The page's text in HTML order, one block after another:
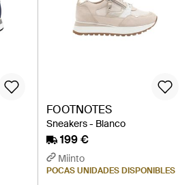
FOOTNOTES
Sneakers - Blanco
199 €
Miinto
POCAS UNIDADES DISPONIBLES